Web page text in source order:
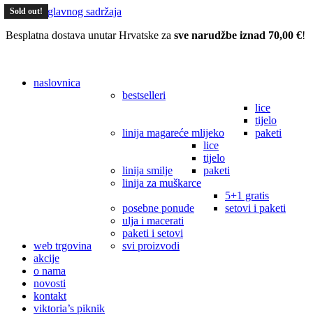
Skoči do glavnog sadržaja
Besplatna dostava unutar Hrvatske za sve narudžbe iznad 70,00 €!
naslovnica
web trgovina
bestselleri
linija magareće mlijeko
lice
tijelo
paketi
linija smilje
lice
tijelo
paketi
linija za muškarce
posebne ponude
5+1 gratis
setovi i paketi
ulja i macerati
paketi i setovi
svi proizvodi
akcije
o nama
novosti
kontakt
viktoria’s piknik
Sold out!
Sold out!
Sold out!
Sold out!